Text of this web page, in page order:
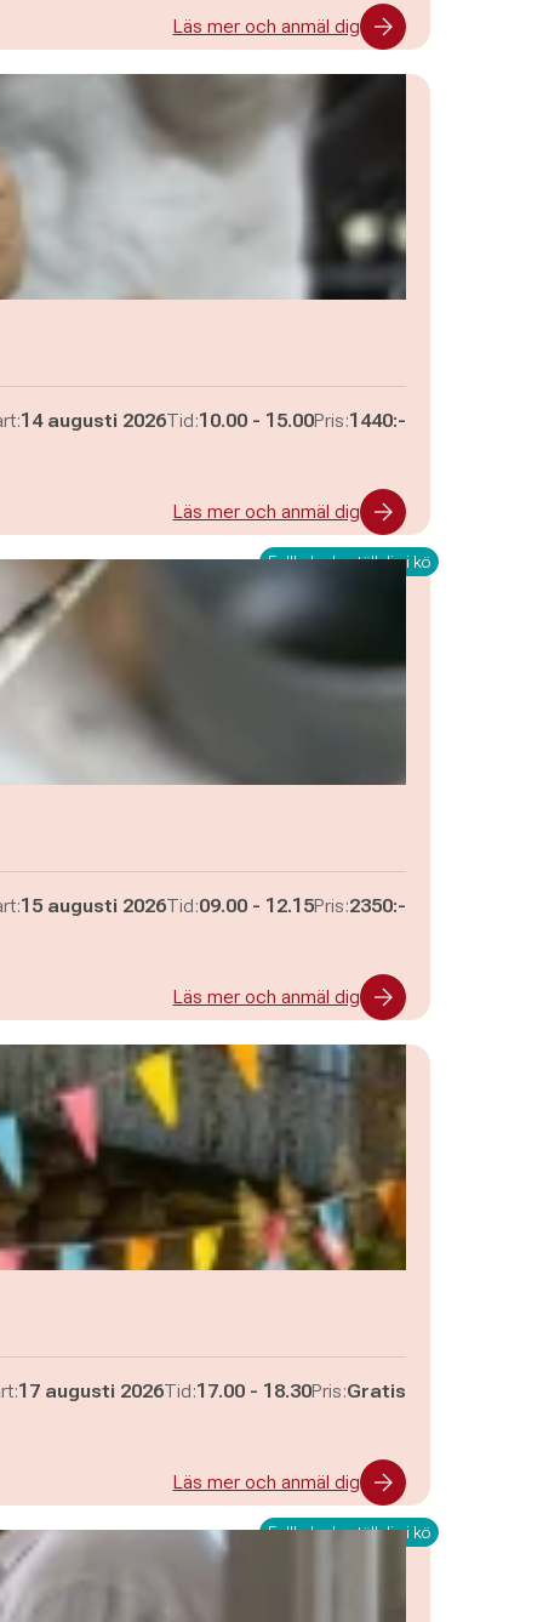
Läs mer och anmäl dig
14 augusti 2026Tid:Pågår mellan
10.00 - och
15.00Pris:1440:-
Läs mer och anmäl dig
Fullbokad - ställ dig i kö
15 augusti 2026Tid:Pågår mellan
09.00 - och
12.15Pris:2350:-
Läs mer och anmäl dig
17 augusti 2026Tid:Pågår mellan
17.00 - och
18.30Pris:Gratis
Läs mer och anmäl dig
Fullbokad - ställ dig i kö